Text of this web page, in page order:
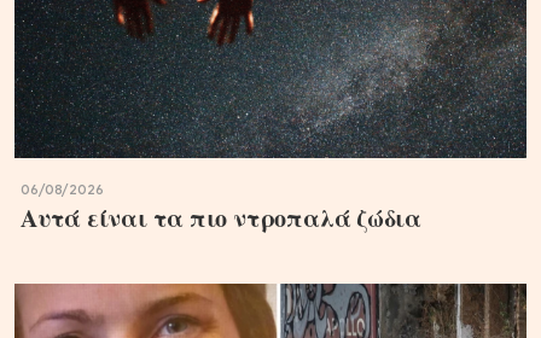
06/08/2026
Αυτά είναι τα πιο ντροπαλά ζώδια